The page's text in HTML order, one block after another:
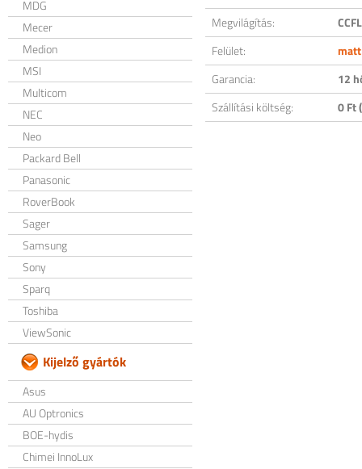
MDG
Mecer
Medion
MSI
Multicom
NEC
Neo
Packard Bell
Panasonic
RoverBook
Sager
Samsung
Sony
Sparq
Toshiba
ViewSonic
Kijelző gyártók
Asus
AU Optronics
BOE-hydis
Chimei InnoLux
Megvilágítás:
CCFL
Felület:
matt
Garancia:
12
Szállítási költség:
0 Ft